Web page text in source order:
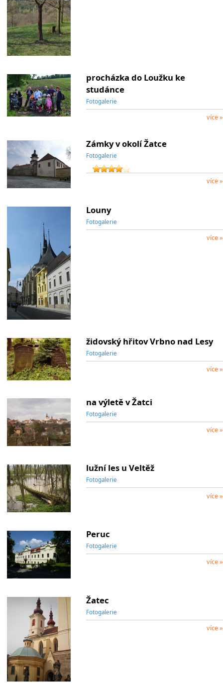
procházka do Loužku ke
studánce
Fotogalerie
více »
Zámky v okolí Žatce
Fotogalerie
více »
Louny
Fotogalerie
více »
židovský hřitov Vrbno nad Lesy
Fotogalerie
více »
na výletě v Žatci
Fotogalerie
více »
lužní les u Veltěž
Fotogalerie
více »
Peruc
Fotogalerie
více »
Žatec
Fotogalerie
více »